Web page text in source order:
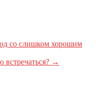
со слишком хорошим
встречаться? →